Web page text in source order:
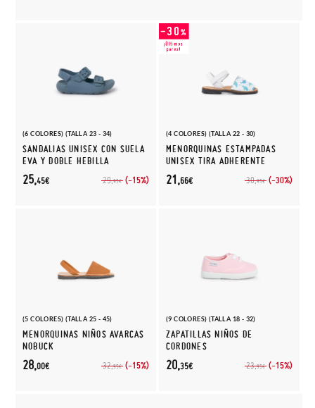
(6 COLORES) (TALLA 23 - 34)
SANDALIAS UNISEX CON SUELA
EVA Y DOBLE HEBILLA
29,95€ (-15%)
25,45€
(4 COLORES) (TALLA 22 - 30)
MENORQUINAS ESTAMPADAS
UNISEX TIRA ADHERENTE
30,95€ (-30%)
21,66€
(5 COLORES) (TALLA 25 - 45)
MENORQUINAS NIÑOS AVARCAS
NOBUCK
32,95€ (-15%)
28,00€
(9 COLORES) (TALLA 18 - 32)
ZAPATILLAS NIÑOS DE
CORDONES
23,95€ (-15%)
20,35€